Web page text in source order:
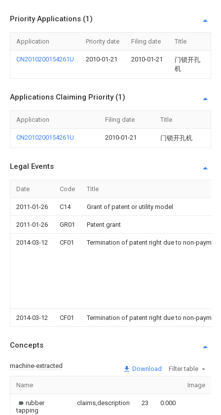
Priority Applications (1)
Application Priority date Filing date Title
CN2010200154261U 2010-01-21 2010-01-21
门锁开孔
机
Applications Claiming Priority (1)
Application Filing date Title
CN2010200154261U 2010-01-21 门锁开孔机
Legal Events
Date Code Title
2011-01-26 C14 Grant of patent or utility model
2011-01-26 GR01 Patent grant
2014-03-12 CF01 Termination of patent right due to non-
2014-03-12 CF01 Termination of patent right due to non-
Concepts
machine-extracted Download Filter table
Name Image
rubber
tapping
claims,description 23 0.000